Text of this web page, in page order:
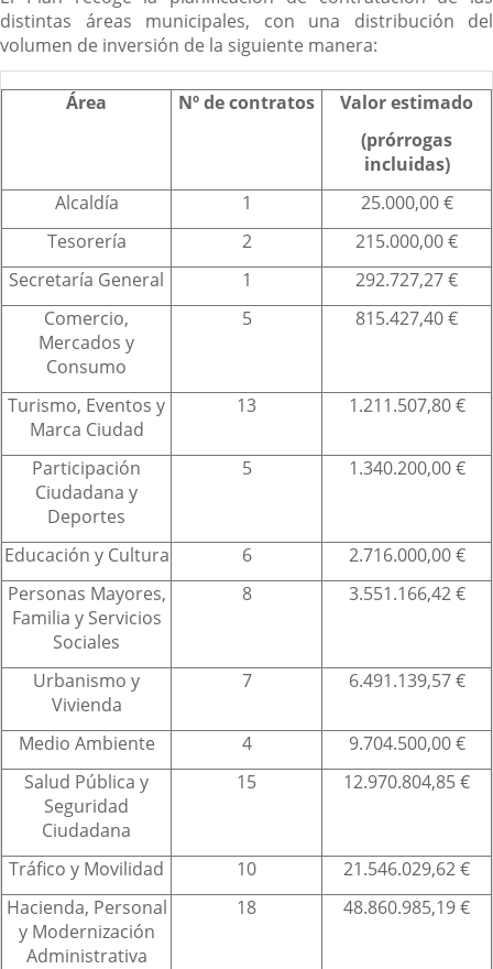
distintas áreas municipales, con una distribución del
volumen de inversión de la siguiente manera:
Área Nº de contratos
Valor estimado
(prórrogas
incluidas)
Alcaldía
1
25.000,00 €
Tesorería
2
215.000,00 €
Secretaría General
1
292.727,27 €
Comercio,
Mercados y
Consumo
5 815.427,40 €
Turismo, Eventos y
Marca Ciudad
13 1.211.507,80 €
Participación
Ciudadana y
Deportes
5 1.340.200,00 €
Educación y Cultura 6
2.716.000,00 €
Personas Mayores,
Familia y Servicios
Sociales
8 3.551.166,42 €
Urbanismo y
Vivienda
7 6.491.139,57 €
Medio Ambiente 4
9.704.500,00 €
Salud Pública y
Seguridad
Ciudadana
15 12.970.804,85 €
Tráfico y Movilidad 10
21.546.029,62 €
Hacienda, Personal
y Modernización
Administrativa
18 48.860.985,19 €